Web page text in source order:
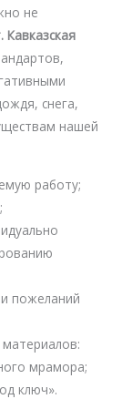
не
Кавказская
снега,
нашей
работу;
пожеланий
мрамора;
ключ».